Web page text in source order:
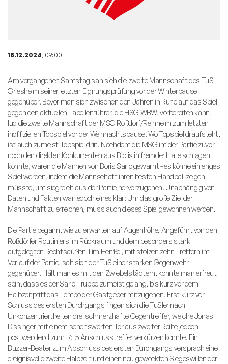
18.12.2024, 09:00
Am vergangenen Samstag sah sich die zweite Mannschaft des TuS
Griesheim seiner letzten Eignungsprüfung vor der Winterpause
gegenüber. Bevor man sich zwischen den Jahren in Ruhe auf das Spiel
gegen den aktuellen Tabellenführer, die HSG WBW, vorbereiten kann,
lud die zweite Mannschaft der MSG Roßdorf/Reinheim zum letzten
inoffiziellen Topspiel vor der Weihnachtspause. Wo Topspiel draufsteht,
ist auch zumeist Topspiel drin. Nachdem die MSG im der Partie zuvor
noch den direkten Konkurrenten aus Biblis in fremder Halle schlagen
konnte, waren die Mannen von Boris Saric gewarnt - es könne ein enges
Spiel werden, indem die Mannschaft ihren besten Handball zeigen
müsste, um siegreich aus der Partie hervorzugehen. Unabhängig von
Daten und Fakten war jedoch eines klar: Um das große Ziel der
Mannschaft zu erreichen, muss auch dieses Spiel gewonnen werden.
Die Partie begann, wie zu erwarten auf Augenhöhe. Angeführt von den
Roßdörfer Routiniers im Rückraum und dem besonders stark
aufgelegten Rechtsaußen Tim Henßel, mit stolzen zehn Treffern im
Verlauf der Partie, sah sich der TuS einer starken Gegenwehr
gegenüber. Hält man es mit den Zwiebelstädtern, konnte man erfreut
sein, dass es der Saric-Truppe zumeist gelang, bis kurz vor dem
Halbzeitpfiff das Tempo der Gastgeber mitzugehen. Erst kurz vor
Schluss des ersten Durchgangs fingen sich die TuSler nach
Unkonzentriertheiten drei schmerzhafte Gegentreffer, welche Jonas
Dissinger mit einem sehenswerten Tor aus zweiter Reihe jedoch
postwendend zum 17:15 Anschlusstreffer verkürzen konnte. Ein
Buzzer-Beater zum Abschluss des ersten Durchgangs versprach eine
ereignisvolle zweite Halbzeit und einen neu geweckten Siegeswillen der